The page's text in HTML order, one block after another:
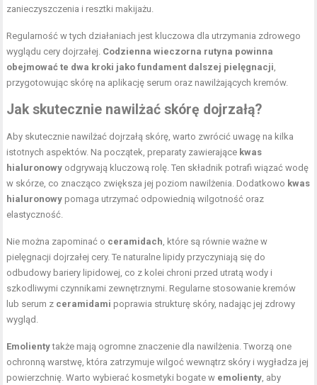
zanieczyszczenia i resztki makijażu.
Regularność w tych działaniach jest kluczowa dla utrzymania zdrowego
wyglądu cery dojrzałej. Codzienna wieczorna rutyna powinna
obejmować te dwa kroki jako fundament dalszej pielęgnacji,
przygotowując skórę na aplikację serum oraz nawilżających kremów.
Jak skutecznie nawilżać skórę dojrzałą?
Aby skutecznie nawilżać dojrzałą skórę, warto zwrócić uwagę na kilka
istotnych aspektów. Na początek, preparaty zawierające kwas
hialuronowy odgrywają kluczową rolę. Ten składnik potrafi wiązać wodę
w skórze, co znacząco zwiększa jej poziom nawilżenia. Dodatkowo kwas
hialuronowy pomaga utrzymać odpowiednią wilgotność oraz
elastyczność.
Nie można zapominać o ceramidach, które są równie ważne w
pielęgnacji dojrzałej cery. Te naturalne lipidy przyczyniają się do
odbudowy bariery lipidowej, co z kolei chroni przed utratą wody i
szkodliwymi czynnikami zewnętrznymi. Regularne stosowanie kremów
lub serum z ceramidami poprawia strukturę skóry, nadając jej zdrowy
wygląd.
Emolientytakże mają ogromne znaczenie dla nawilżenia. Tworzą one
ochronną warstwę, która zatrzymuje wilgoć wewnątrz skóry i wygładza jej
powierzchnię. Warto wybierać kosmetyki bogate w emolienty, aby